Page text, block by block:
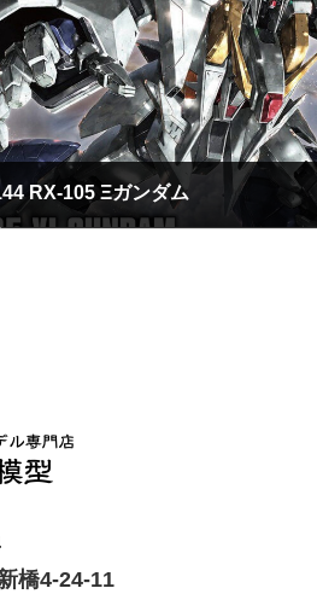
RX-105 Ξガンダム
橋4-24-11